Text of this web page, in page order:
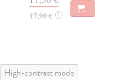
17,90 € ?
High-contrast mode